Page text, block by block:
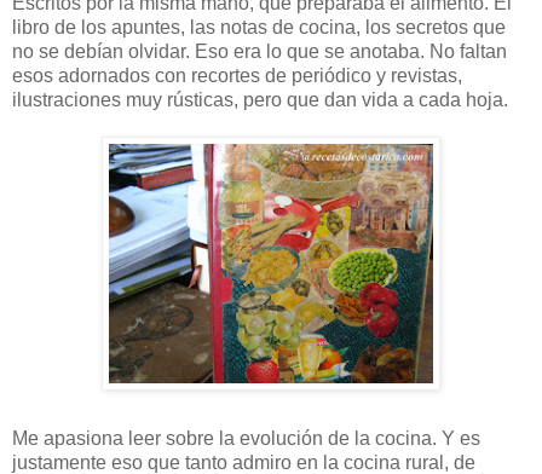
libro de los apuntes, las notas de cocina, los secretos que
no se debían olvidar. Eso era lo que se anotaba. No faltan
esos adornados con recortes de periódico y revistas,
ilustraciones muy rústicas, pero que dan vida a cada hoja.
Me apasiona leer sobre la evolución de la cocina. Y es
justamente eso que tanto admiro en la cocina rural, de